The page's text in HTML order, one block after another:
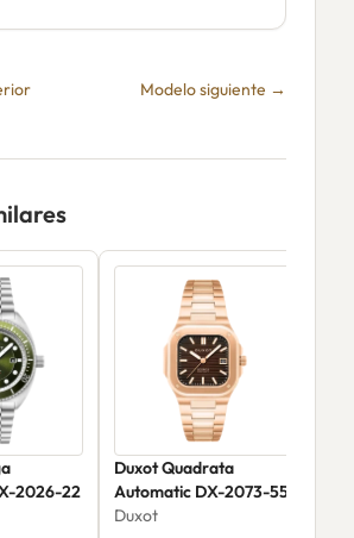
Modelo siguiente →
2026-22
Duxot Quadrata
Automatic DX-2073-55
Duxot